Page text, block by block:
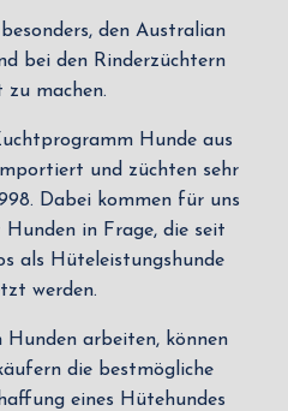
den Australian
bei den Rinderzüchtern
zu machen.
Hunde aus
und züchten sehr
Dabei kommen für uns
in Frage, die seit
als Hüteleistungshunde
werden.
Hunden arbeiten, können
die bestmögliche
eines Hütehundes